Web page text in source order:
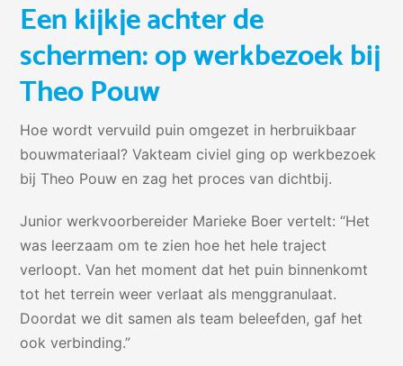
Een kijkje achter de
schermen: op werkbezoek bij
Theo Pouw
Hoe wordt vervuild puin omgezet in herbruikbaar
bouwmateriaal? Vakteam civiel ging op werkbezoek
bij Theo Pouw en zag het proces van dichtbij.
Junior werkvoorbereider Marieke Boer vertelt: “Het
was leerzaam om te zien hoe het hele traject
verloopt. Van het moment dat het puin binnenkomt
tot het terrein weer verlaat als menggranulaat.
Doordat we dit samen als team beleefden, gaf het
ook verbinding.”